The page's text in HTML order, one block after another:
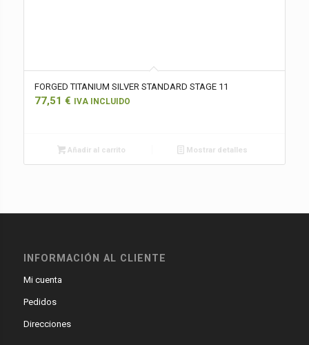
FORGED TITANIUM SILVER STANDARD STAGE 11
77,51 € IVA INCLUIDO
Añadir al carrito Mostrar detalles
INFORMACIÓN AL CLIENTE
Mi cuenta
Pedidos
Direcciones